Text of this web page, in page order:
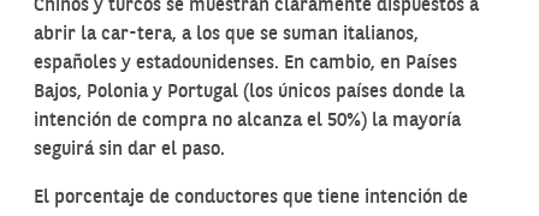
Chinos y turcos se muestran claramente dispuestos a
abrir la car-tera, a los que se suman italianos,
españoles y estadounidenses. En cambio, en Países
Bajos, Polonia y Portugal (los únicos países donde la
intención de compra no alcanza el 50%) la mayoría
seguirá sin dar el paso.
El porcentaje de conductores que tiene intención de